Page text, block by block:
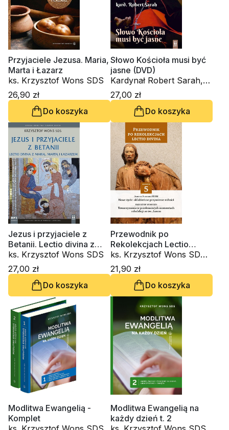
Przyjaciele Jezusa. Maria,
Marta i Łazarz
ks. Krzysztof Wons SDS
26,90 zł
Do koszyka
Słowo Kościoła musi być
jasne (DVD)
Kardynał Robert Sarah,
ks. Krzysztof Wons SDS
27,00 zł
Do koszyka
Jezus i przyjaciele z
Betanii. Lectio divina z
Marią, Martą i Łazarzem
(CD-audiobook)
ks. Krzysztof Wons SDS
27,00 zł
Do koszyka
Przewodnik po
Rekolekcjach Lectio
Divina. Zeszyt 5
ks. Krzysztof Wons SDS,
s. Judyta Pudełko PDDM
21,90 zł
Do koszyka
Modlitwa Ewangelią -
Komplet
Modlitwa Ewangelią na
każdy dzień t. 2